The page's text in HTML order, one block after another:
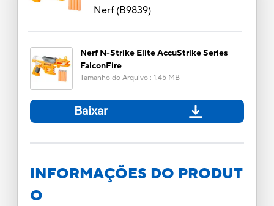
Nerf(B9839)
Nerf N-Strike Elite AccuStrike Series
FalconFire
Tamanho do Arquivo: 1.45 MB
Baixar
INFORMAÇÕES DO PRODUT
O